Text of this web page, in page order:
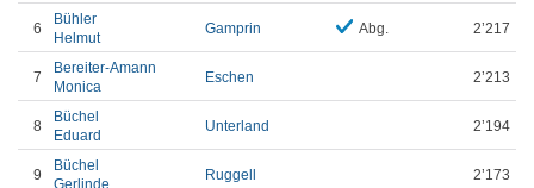
6
Bühler
Helmut
Gamprin Abg. 2’217
7
Bereiter-Amann
Monica
Eschen 2’213
8
Büchel
Eduard
Unterland 2’194
9
Büchel
Ruggell 2’173